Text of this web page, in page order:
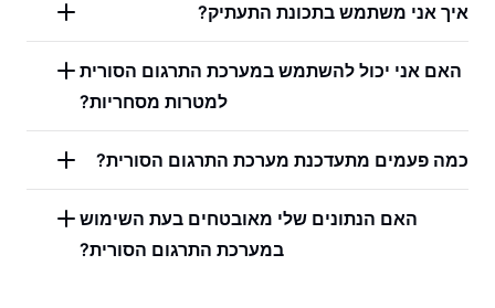
איך אני משתמש בתכונת התעתיק?
האם אני יכול להשתמש במערכת התרגום הסורית
למטרות מסחריות?
כמה פעמים מתעדכנת מערכת התרגום הסורית?
האם הנתונים שלי מאובטחים בעת השימוש
במערכת התרגום הסורית?